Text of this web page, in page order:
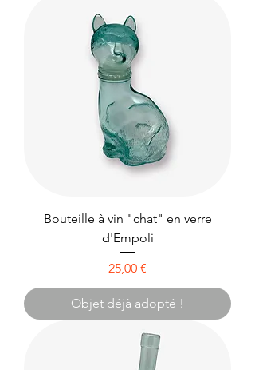
Bouteille à vin "chat" en verre
d'Empoli
Prix
25,00 €
Objet déjà adopté !